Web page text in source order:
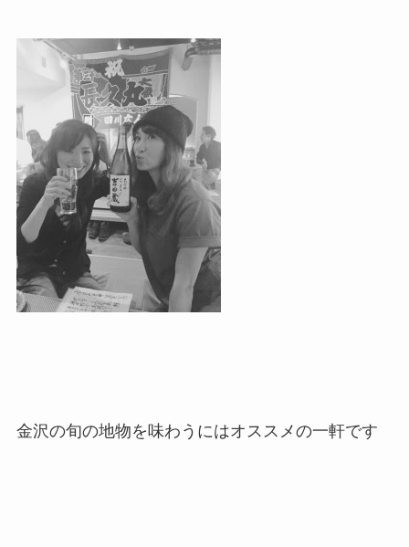
金沢の旬の地物を味わうにはオススメの一軒です